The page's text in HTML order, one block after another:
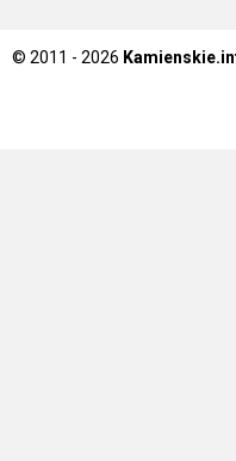
© 2011 - 2026